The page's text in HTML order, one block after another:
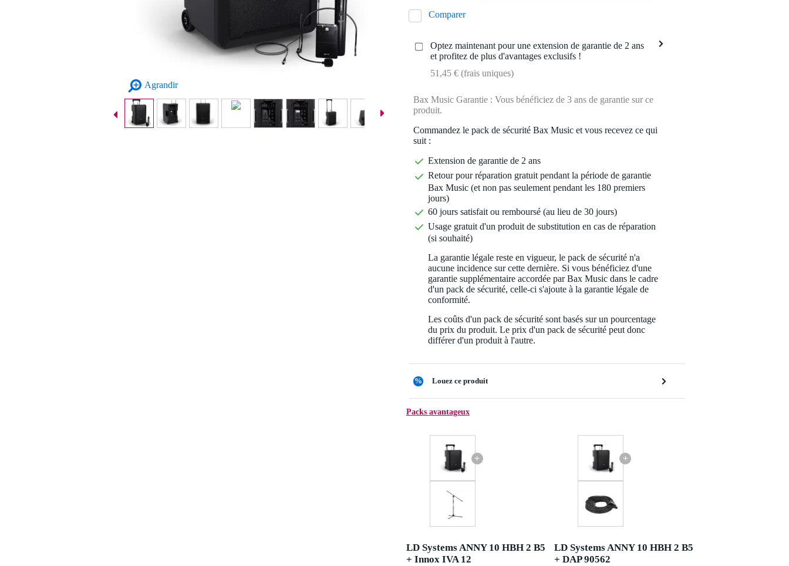
Agrandir
Comparer
Optez maintenant pour une extension de garantie de 2 ans
et profitez de plus d'avantages exclusifs !
51,45 € (frais uniques)
Bax Music Garantie : Vous bénéficiez de 3 ans de garantie sur ce
produit.
Commandez le pack de sécurité Bax Music et vous recevez ce qui
suit :
Extension de garantie de 2 ans
Retour pour réparation gratuit pendant la période de garantie
Bax Music (et non pas seulement pendant les 180 premiers
jours)
60 jours satisfait ou remboursé (au lieu de 30 jours)
Usage gratuit d'un produit de substitution en cas de réparation
(si souhaité)
La garantie légale reste en vigueur, le pack de sécurité n'a
aucune incidence sur cette dernière. Si vous bénéficiez d'une
garantie supplémentaire accordée par Bax Music dans le cadre
d'un pack de sécurité, celle-ci s'ajoute à la garantie légale de
conformité.
Les coûts d'un pack de sécurité sont basés sur un pourcentage
du prix du produit. Le prix d'un pack de sécurité peut donc
différer d'un produit à l'autre.
% Louez ce produit
Packs avantageux
+
LD Systems ANNY 10 HBH 2 B5
+ Innox IVA 12
+
LD Systems ANNY 10 HBH 2 B5
+ DAP 90562